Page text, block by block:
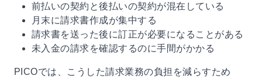
前払いの契約と後払いの契約が混在している
月末に請求書作成が集中する
請求書を送った後に訂正が必要になることがある
未入金の請求を確認するのに手間がかかる
PICOでは、こうした請求業務の負担を減らすため